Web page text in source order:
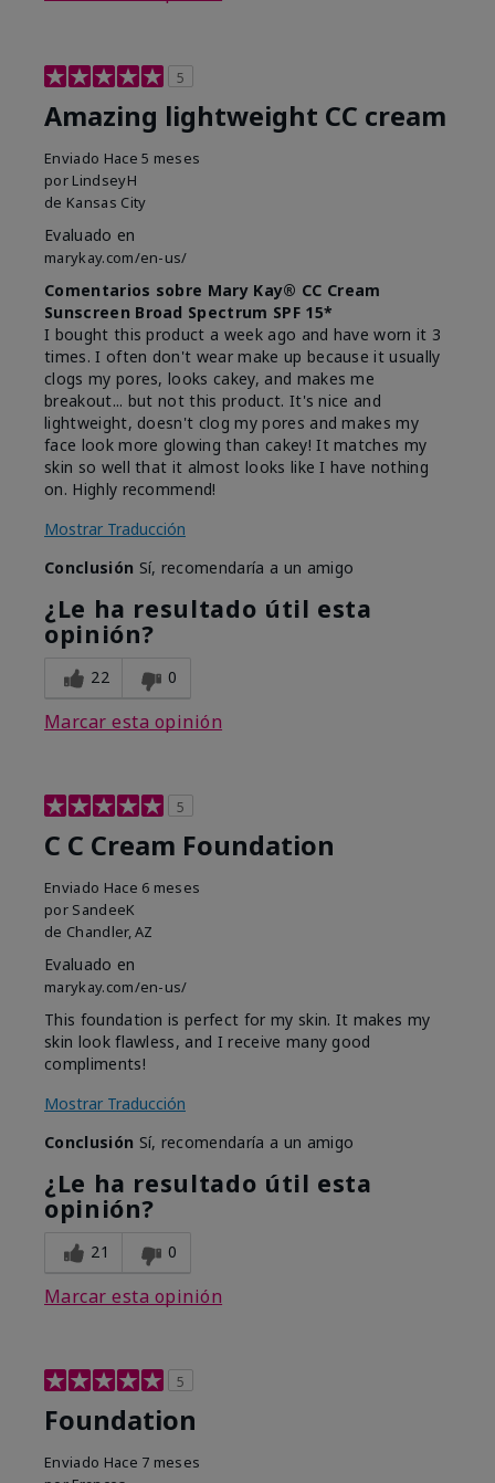
5
Amazing lightweight CC cream
Enviado Hace 5 meses
por LindseyH
de Kansas City
Evaluado en
marykay.com/en-us/
Comentarios sobre Mary Kay® CC Cream
Sunscreen Broad Spectrum SPF 15*
I bought this product a week ago and have worn it 3
times. I often don't wear make up because it usually
clogs my pores, looks cakey, and makes me
breakout... but not this product. It's nice and
lightweight, doesn't clog my pores and makes my
face look more glowing than cakey! It matches my
skin so well that it almost looks like I have nothing
on. Highly recommend!
Mostrar Traducción
Conclusión Sí, recomendaría a un amigo
¿Le ha resultado útil esta
opinión?
22 0
Marcar esta opinión
5
C C Cream Foundation
Enviado Hace 6 meses
por SandeeK
de Chandler, AZ
Evaluado en
marykay.com/en-us/
This foundation is perfect for my skin. It makes my
skin look flawless, and I receive many good
compliments!
Mostrar Traducción
Conclusión Sí, recomendaría a un amigo
¿Le ha resultado útil esta
opinión?
21 0
Marcar esta opinión
5
Foundation
Enviado Hace 7 meses